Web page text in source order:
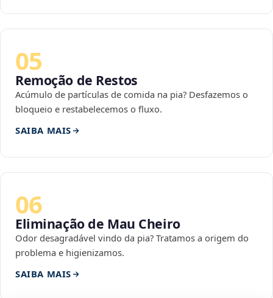
05
Remoção de Restos
Acúmulo de partículas de comida na pia? Desfazemos o
bloqueio e restabelecemos o fluxo.
SAIBA MAIS
06
Eliminação de Mau Cheiro
Odor desagradável vindo da pia? Tratamos a origem do
problema e higienizamos.
SAIBA MAIS